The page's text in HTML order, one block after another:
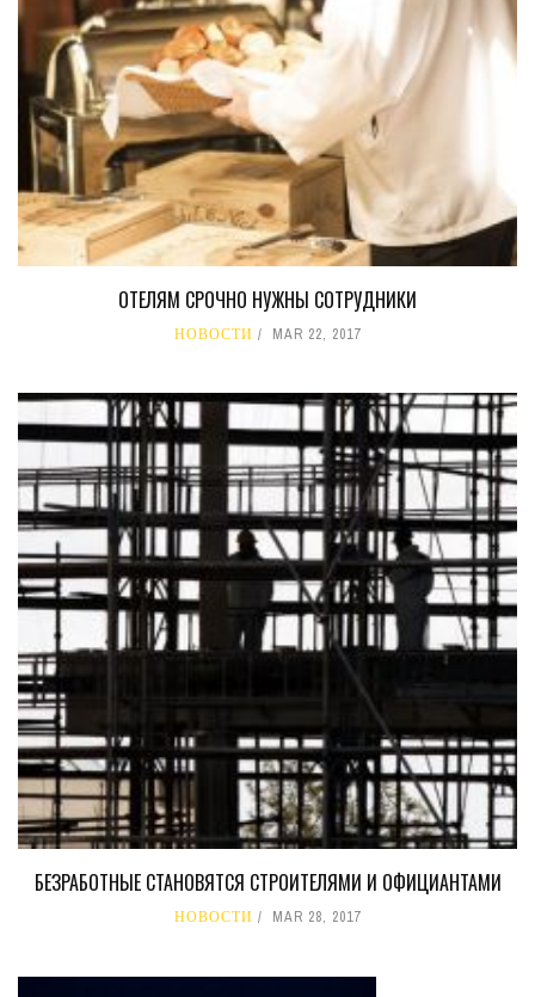
ОТЕЛЯМ СРОЧНО НУЖНЫ СОТРУДНИКИ
НОВОСТИ MAR 22, 2017
БЕЗРАБОТНЫЕ СТАНОВЯТСЯ СТРОИТЕЛЯМИ И ОФИЦИАНТАМИ
НОВОСТИ MAR 28, 2017